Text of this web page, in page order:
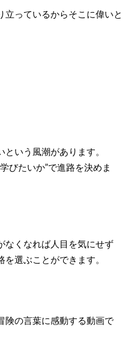
立っているからそこに偉いと
いう風潮があります。
学びたいか”で進路を決めま
なくなれば人目を気にせず
選ぶことができます。
険の言葉に感動する動画で